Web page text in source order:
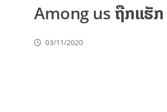
Among us ຖືກແຮັ
03/11/2020